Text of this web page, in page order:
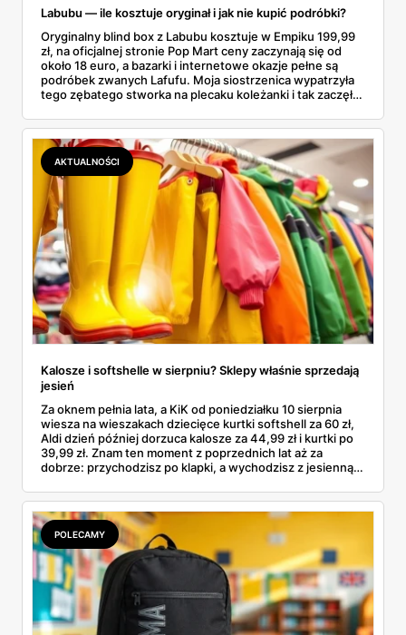
Labubu — ile kosztuje oryginał i jak nie kupić podróbki?
Oryginalny blind box z Labubu kosztuje w Empiku 199,99
zł, na oficjalnej stronie Pop Mart ceny zaczynają się od
około 18 euro, a bazarki i internetowe okazje pełne są
podróbek zwanych Lafufu. Moja siostrzenica wypatrzyła
tego zębatego stworka na plecaku koleżanki i tak zaczęło
kosztuje i po czym poznać, że sprzedawca nie wciska nam
podróbki. Spisałam wszystko, czego się dowiedziałam —
łącznie z jedną wpadką, o której za chwilę.
AKTUALNOŚCI
Kalosze i softshelle w sierpniu? Sklepy właśnie sprzedają
jesień
Za oknem pełnia lata, a KiK od poniedziałku 10 sierpnia
wiesza na wieszakach dziecięce kurtki softshell za 60 zł,
Aldi dzień później dorzuca kalosze za 44,99 zł i kurtki po
39,99 zł. Znam ten moment z poprzednich lat aż za
dobrze: przychodzisz po klapki, a wychodzisz z jesienną
pojawi się w gazetkach w przyszłym tygodniu i czy jest
sens kupować jesień, zanim skończą się wakacje.
POLECAMY